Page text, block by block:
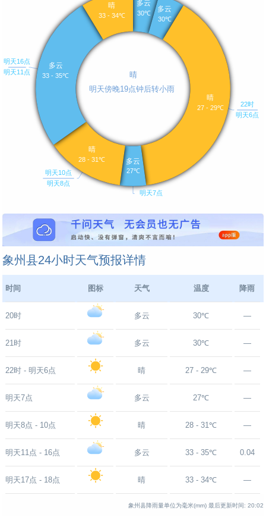
象州县24小时天气预报详情
时间 图标 天气 温度 降雨
20时 多云 30℃ —
21时 多云 30℃ —
22时 - 明天6点 晴 27 - 29℃ —
明天7点 多云 27℃ —
明天8点 - 10点 晴 28 - 31℃ —
明天11点 - 16点 多云 33 - 35℃ 0.04
明天17点 - 18点 晴 33 - 34℃ —
象州县降雨量单位为毫米(mm) 最后更新时间: 20:02